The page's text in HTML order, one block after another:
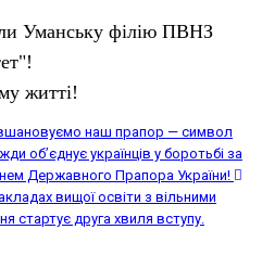
Уманську філію ПВНЗ
житті!
наш прапор — символ
об’єднує українців у боротьбі за
Державного Прапора України!
вищої освіти з вільними
стартує друга хвиля вступу.